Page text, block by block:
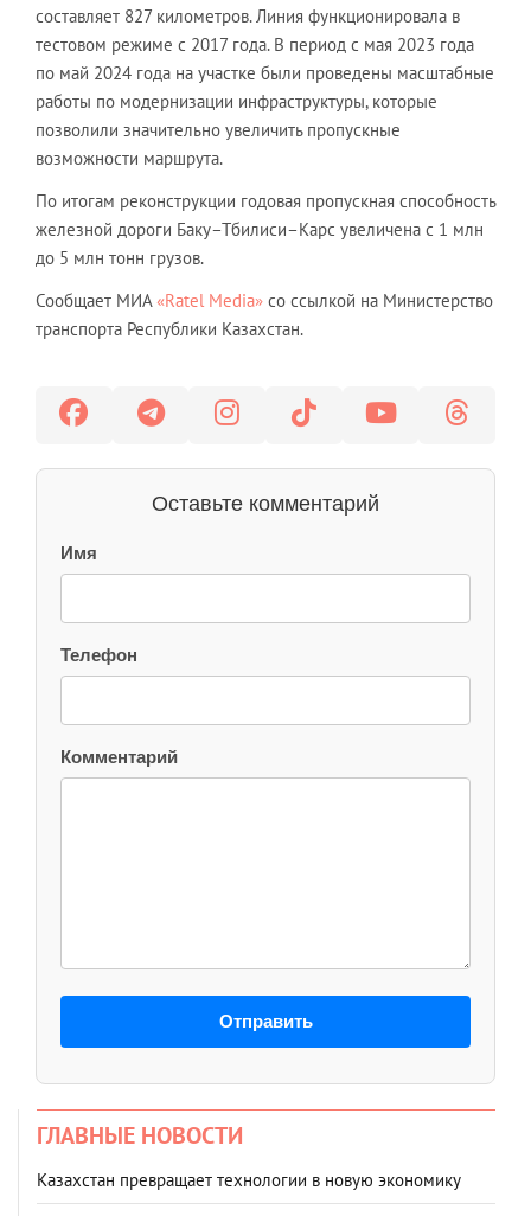
составляет 827 километров. Линия функционировала в
тестовом режиме с 2017 года. В период с мая 2023 года
по май 2024 года на участке были проведены масштабные
работы по модернизации инфраструктуры, которые
позволили значительно увеличить пропускные
возможности маршрута.
По итогам реконструкции годовая пропускная способность
железной дороги Баку–Тбилиси–Карс увеличена с 1 млн
до 5 млн тонн грузов.
Сообщает МИА «Ratel Media» со ссылкой на Министерство
транспорта Республики Казахстан.
Оставьте комментарий
Имя
Телефон
Комментарий
Отправить
ГЛАВНЫЕ НОВОСТИ
Казахстан превращает технологии в новую экономику